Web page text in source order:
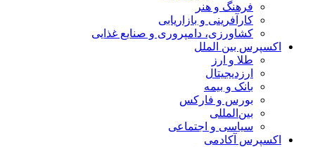
فرهنگ و هنر
کارآفرینی و بازاریابی
کشاورزی، دامپروری و صنایع غذایی
اکسپرس بین الملل
طلا و ارز
ارزدیجیتال
بانک و بیمه
بورس و فارکس
بین‌المللی
سیاسی و اجتماعی
اکسپرس آکادمی